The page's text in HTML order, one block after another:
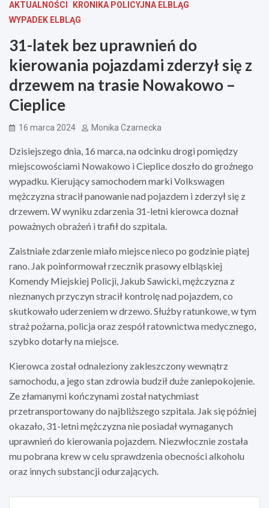
AKTUALNOŚCI
KRONIKA POLICYJNA ELBLĄG
WYPADEK ELBLĄG
31-latek bez uprawnień do
kierowania pojazdami zderzył się z
drzewem na trasie Nowakowo –
Cieplice
16 marca 2024 Monika Czarnecka
Dzisiejszego dnia, 16 marca, na odcinku drogi pomiędzy
miejscowościami Nowakowo i Cieplice doszło do groźnego
wypadku. Kierujący samochodem marki Volkswagen
mężczyzna stracił panowanie nad pojazdem i zderzył się z
drzewem. W wyniku zdarzenia 31-letni kierowca doznał
poważnych obrażeń i trafił do szpitala.
Zaistniałe zdarzenie miało miejsce nieco po godzinie piątej
rano. Jak poinformował rzecznik prasowy elbląskiej
Komendy Miejskiej Policji, Jakub Sawicki, mężczyzna z
nieznanych przyczyn stracił kontrolę nad pojazdem, co
skutkowało uderzeniem w drzewo. Służby ratunkowe, w tym
straż pożarna, policja oraz zespół ratownictwa medycznego,
szybko dotarły na miejsce.
Kierowca został odnaleziony zakleszczony wewnątrz
samochodu, a jego stan zdrowia budził duże zaniepokojenie.
Ze złamanymi kończynami został natychmiast
przetransportowany do najbliższego szpitala. Jak się później
okazało, 31-letni mężczyzna nie posiadał wymaganych
uprawnień do kierowania pojazdem. Niezwłocznie została
mu pobrana krew w celu sprawdzenia obecności alkoholu
oraz innych substancji odurzających.